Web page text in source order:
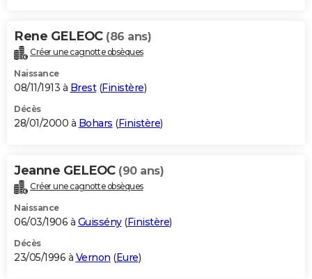
Rene GELEOC (86 ans)
Créer une cagnotte obsèques
Naissance
08/11/1913 à Brest(Finistère)
Décès
28/01/2000 à Bohars (Finistère)
Jeanne GELEOC (90 ans)
Créer une cagnotte obsèques
Naissance
06/03/1906 à Guissény(Finistère)
Décès
23/05/1996 à Vernon (Eure)